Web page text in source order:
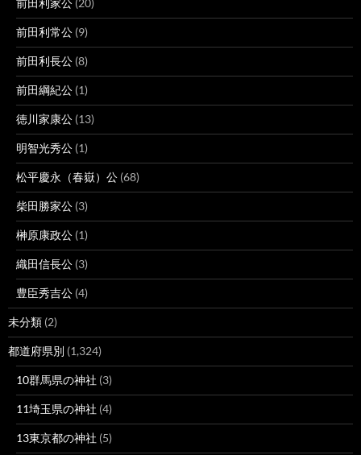
前田利家公 (20)
前田利常公 (9)
前田利長公 (8)
前田綱紀公 (1)
徳川家康公 (13)
明智光秀公 (1)
松平慶永（春嶽）公 (68)
柴田勝家公 (3)
榊原康政公 (1)
織田信長公 (3)
豊臣秀吉公 (4)
未分類 (2)
都道府県別 (1,324)
10群馬県の神社 (3)
11埼玉県の神社 (4)
13東京都の神社 (5)